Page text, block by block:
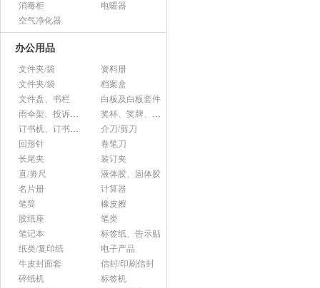
消毒柜
电暖器
空气净化器
办公用品
文件夹/袋
资料册
文件夹/袋
档案盒
文件盘、书栏
白板及白板套件
雨伞架、投诉意见箱、杂志架等杂项
奖杯、奖牌、证书
订书机、订书针、起钉器
介刀/剪刀
回形针
卷笔刀
长尾夹
装订夹
直/劵尺
液体胶、固体胶
名片册
计算器
笔筒
橡皮擦
胶纸座
笔类
笔记本
标签纸、告示贴
纸类/复印纸
电子产品
牛皮封面套
信封/印刷信封
碎纸机
标签机